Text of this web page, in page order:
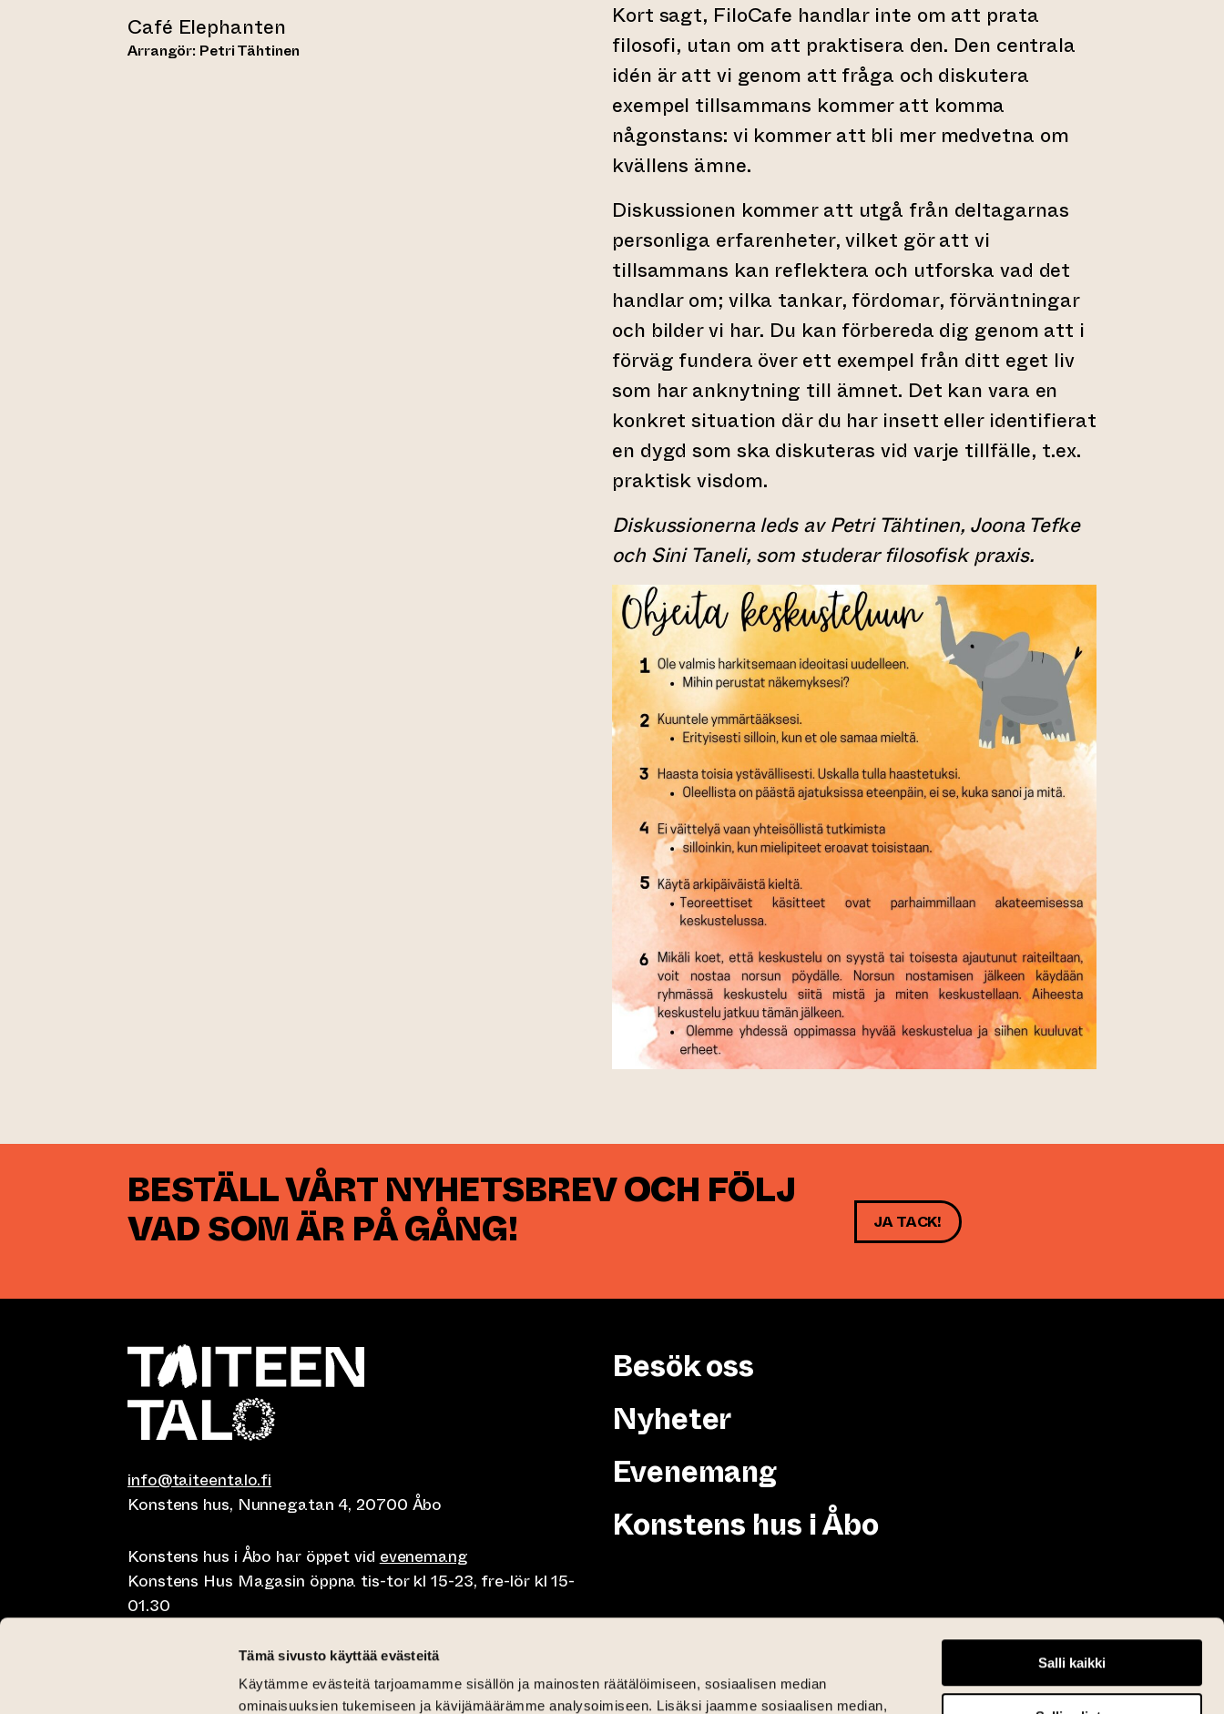
Tämä sivusto käyttää evästeitä
Käytämme evästeitä tarjoamamme sisällön ja mainosten räätälöimiseen, sosiaalisen median
ominaisuuksien tukemiseen ja kävijämäärämme analysoimiseen. Lisäksi jaamme sosiaalisen median,
Salli kaikki
Café Elephanten
Arrangör: Petri Tähtinen
Kort sagt, FiloCafe handlar inte om att prata
filosofi, utan om att praktisera den. Den centrala
idén är att vi genom att fråga och diskutera
exempel tillsammans kommer att komma
någonstans: vi kommer att bli mer medvetna om
kvällens ämne.
Diskussionen kommer att utgå från deltagarnas
personliga erfarenheter, vilket gör att vi
tillsammans kan reflektera och utforska vad det
handlar om; vilka tankar, fördomar, förväntningar
och bilder vi har. Du kan förbereda dig genom att i
förväg fundera över ett exempel från ditt eget liv
som har anknytning till ämnet. Det kan vara en
konkret situation där du har insett eller identifierat
en dygd som ska diskuteras vid varje tillfälle, t.ex.
praktisk visdom.
Diskussionerna leds av Petri Tähtinen, Joona Tefke
och Sini Taneli, som studerar filosofisk praxis.
BESTÄLL VÅRT NYHETSBREV OCH FÖLJ
VAD SOM ÄR PÅ GÅNG!
JA TACK!
info@taiteentalo.fi
Konstens hus, Nunnegatan 4, 20700 Åbo
Konstens hus i Åbo har öppet vid evenemang
Konstens Hus Magasin öppna tis-tor kl 15-23, fre-lör kl 15-
01.30
Café Elephanten sön-mån 10-20, tis-tor klo 10-23, fre-lör klo
Restaurangen Pegasus Taiteen talo mån-fre lunch 10.30-15,
Besök oss
Nyheter
Evenemang
Konstens hus i Åbo